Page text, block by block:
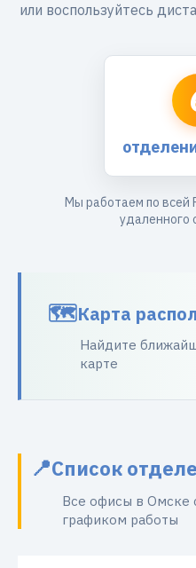
или воспользуйтесь
Мы работаем по всей
удаленного
Карта
Найдите
карте
Список
Все офисы в Омске
графиком работы